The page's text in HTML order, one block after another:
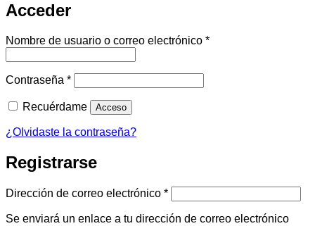
Acceder
Nombre de usuario o correo electrónico *Obligatorio
Contraseña *Obligatorio
Recuérdame Acceso
¿Olvidaste la contraseña?
Registrarse
Dirección de correo electrónico *Obligatorio
Se enviará un enlace a tu dirección de correo electrónico